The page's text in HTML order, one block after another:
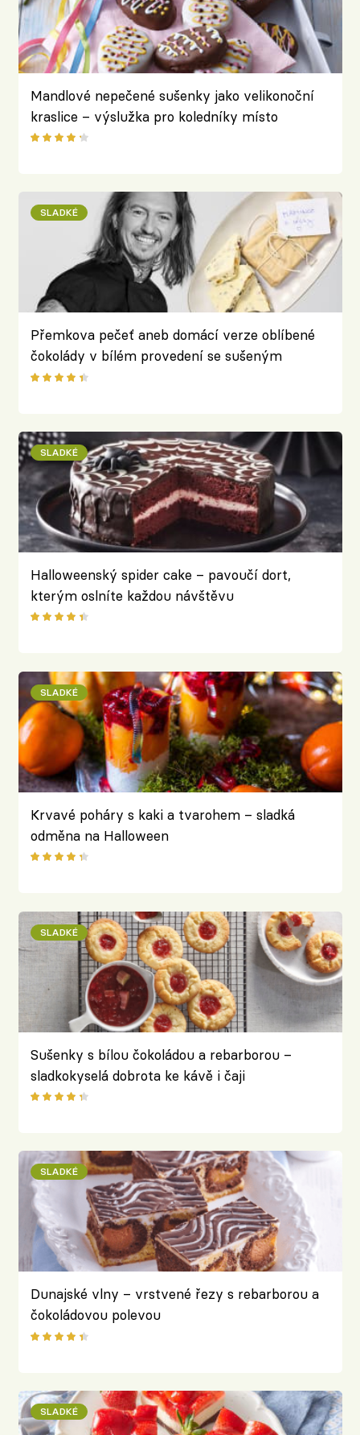
Mandlové nepečené sušenky jako velikonoční
kraslice – výslužka pro koledníky místo
vařených vajec
SLADKÉ
Přemkova pečeť aneb domácí verze oblíbené
čokolády v bílém provedení se sušeným
ovocem a oříšky podle Přemka Forejta
SLADKÉ
Halloweenský spider cake – pavoučí dort,
kterým oslníte každou návštěvu
SLADKÉ
Krvavé poháry s kaki a tvarohem – sladká
odměna na Halloween
SLADKÉ
Sušenky s bílou čokoládou a rebarborou –
sladkokyselá dobrota ke kávě i čaji
SLADKÉ
Dunajské vlny – vrstvené řezy s rebarborou a
čokoládovou polevou
SLADKÉ